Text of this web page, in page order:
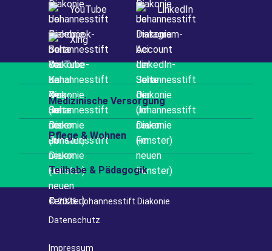
YouTube LinkedIn
Xing
Medizinische Versorgung
Pflege & Wohnen
Teilhabe & Pädagogik
© 2026 Johannesstift Diakonie
Datenschutz
Impressum